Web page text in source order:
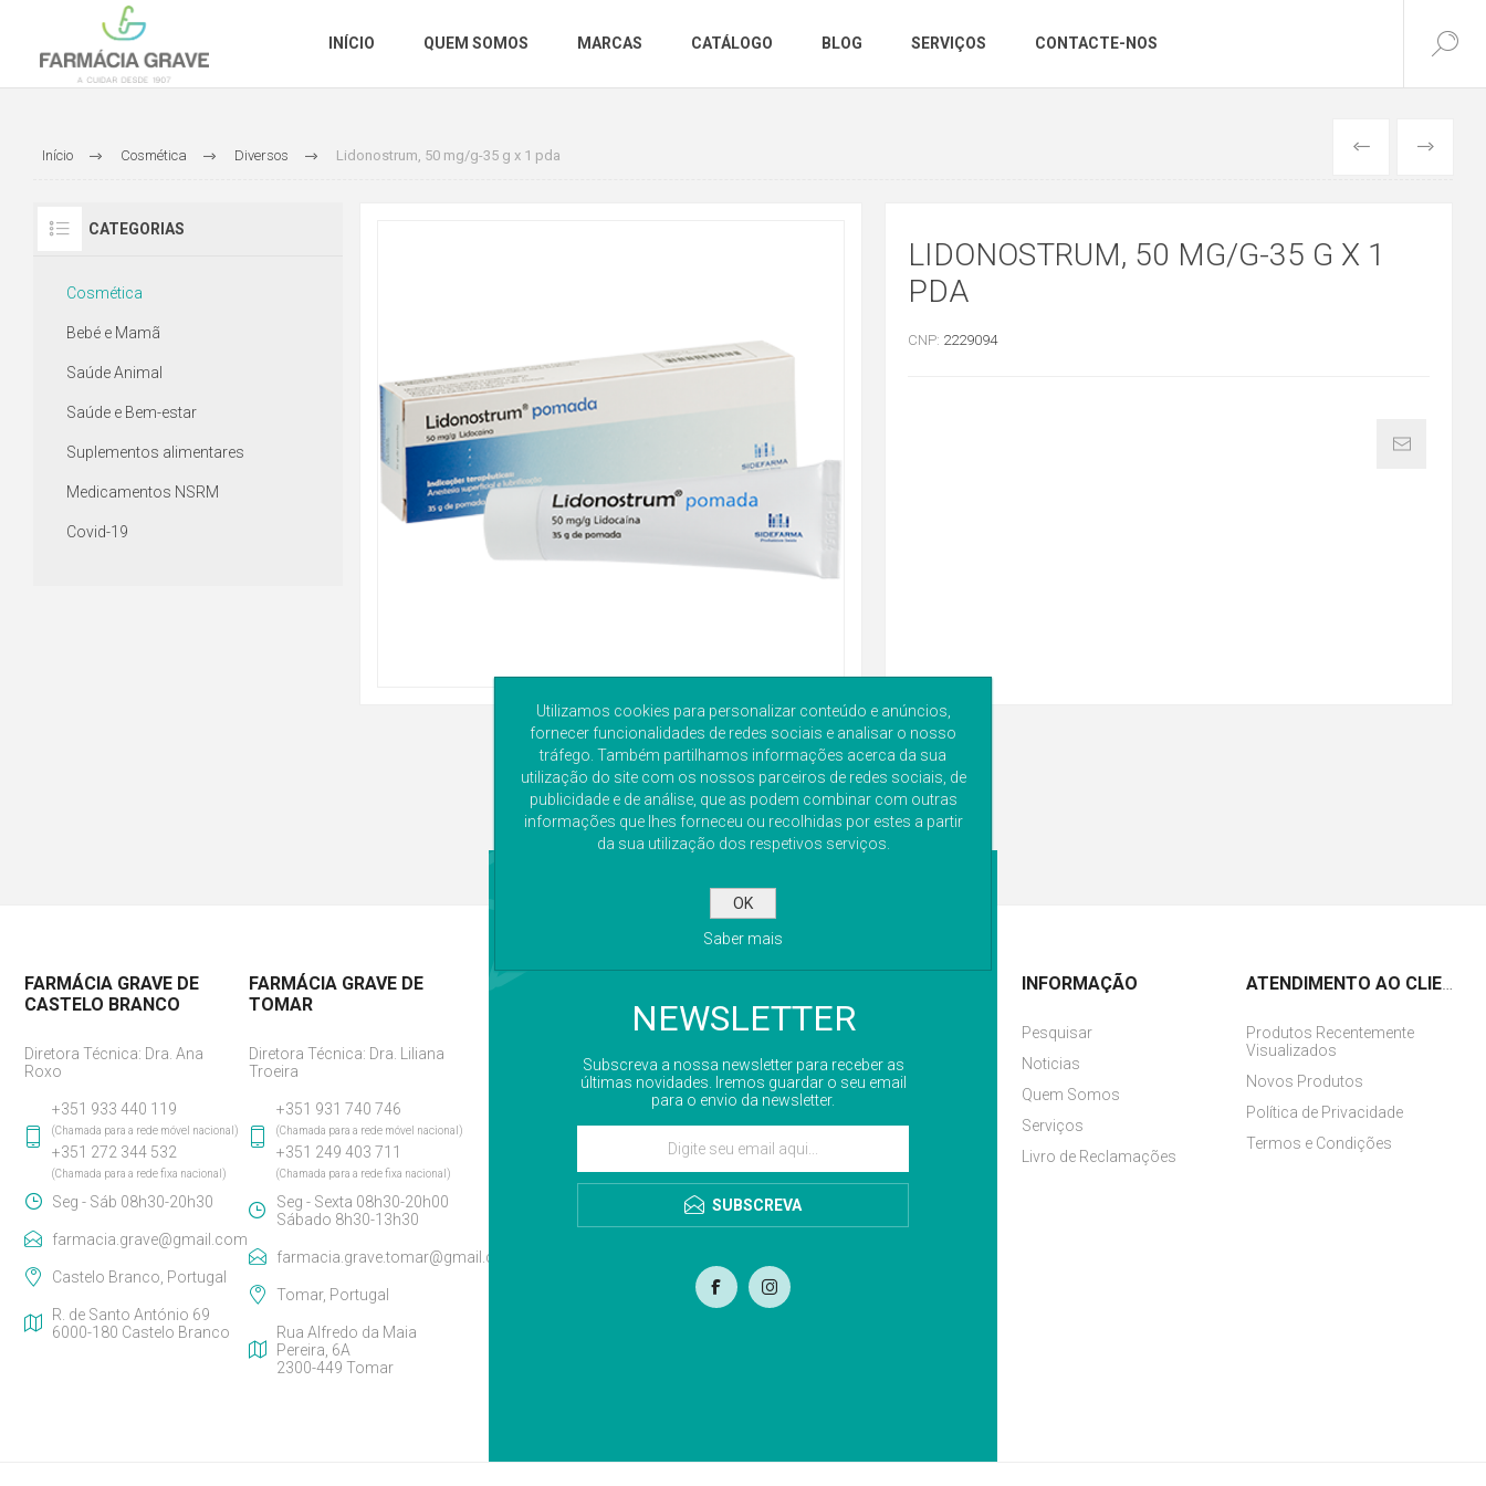
INÍCIO QUEM SOMOS MARCAS CATÁLOGO BLOG SERVIÇOS CONTACTE-NOS
Início Cosmética Diversos Lidonostrum, 50 mg/g-35 g x 1 pda ANTERIORSEGUINTE
CATEGORIAS
Cosmética
Bebé e Mamã
Saúde Animal
Saúde e Bem-estar
Suplementos alimentares
Medicamentos NSRM
Covid-19
LIDONOSTRUM, 50 MG/G-35 G X 1
PDA
CNP: 2229094
NEWSLETTER
Subscreva a nossa newsletter para receber as
últimas novidades. Iremos guardar o seu email
para o envio da newsletter.
SUBSCREVA
FARMÁCIA GRAVE DE
CASTELO BRANCO
Diretora Técnica: Dra. Ana
Roxo
+351 933 440 119
(Chamada para a rede móvel nacional)
+351 272 344 532
(Chamada para a rede fixa nacional)
Seg - Sáb 08h30-20h30
farmacia.grave@gmail.com
Castelo Branco, Portugal
R. de Santo António 69
6000-180 Castelo Branco
FARMÁCIA GRAVE DE
TOMAR
Diretora Técnica: Dra. Liliana
Troeira
+351 931 740 746
(Chamada para a rede móvel nacional)
+351 249 403 711
(Chamada para a rede fixa nacional)
Seg - Sexta 08h30-20h00
Sábado 8h30-13h30
farmacia.grave.tomar@gmail.com
Tomar, Portugal
Rua Alfredo da Maia
Pereira, 6A
2300-449 Tomar
INFORMAÇÃO
Pesquisar
Noticias
Quem Somos
Serviços
Livro de Reclamações
ATENDIMENTO AO CLIENTE
Produtos Recentemente
Visualizados
Novos Produtos
Política de Privacidade
Termos e Condições
Utilizamos cookies para personalizar conteúdo e anúncios,
fornecer funcionalidades de redes sociais e analisar o nosso
tráfego. Também partilhamos informações acerca da sua
utilização do site com os nossos parceiros de redes sociais, de
publicidade e de análise, que as podem combinar com outras
informações que lhes forneceu ou recolhidas por estes a partir
da sua utilização dos respetivos serviços.
OK
Saber mais